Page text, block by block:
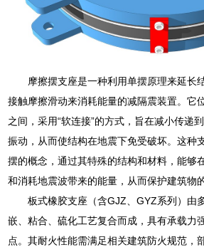
摩擦摆支座是一种利用单摆原理来延长
接触摩擦滑动来消耗能量的减隔震装置。它
之间，采用“软连接”的方式，旨在减小传递
振动，从而使结构在地震下免受破坏。这种
摆的概念，通过其特殊的结构和材料，能够
和消耗地震波带来的能量，从而保护建筑物
板式橡胶支座（含GJZ、GYZ系列）由
嵌、粘合、硫化工艺复合而成，具有承载力
点。其耐火性能需满足相关建筑防火规范，